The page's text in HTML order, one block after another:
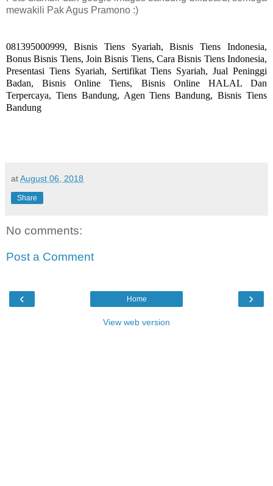
mewakili Pak Agus Pramono :)
081395000999, Bisnis Tiens Syariah, Bisnis Tiens Indonesia,
Bonus Bisnis Tiens, Join Bisnis Tiens, Cara Bisnis Tiens Indonesia,
Presentasi Tiens Syariah, Sertifikat Tiens Syariah, Jual Peninggi
Badan, Bisnis Online Tiens, Bisnis Online HALAL Dan
Terpercaya, Tiens Bandung, Agen Tiens Bandung, Bisnis Tiens
Bandung
atAugust 06, 2018
Share
No comments:
Post a Comment
‹ ›
Home
View web version